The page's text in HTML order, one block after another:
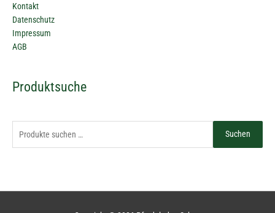
Kontakt
Datenschutz
Impressum
AGB
Produktsuche
Suchen
Suchen